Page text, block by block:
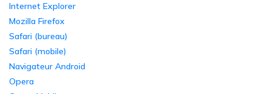
Internet Explorer
Mozilla Firefox
Safari (bureau)
Safari (mobile)
Navigateur Android
Opera